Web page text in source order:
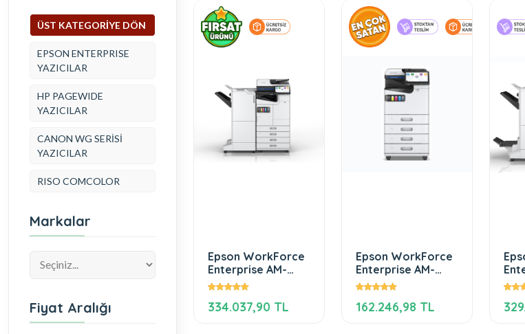
ÜST KATEGORİYE DÖN
EPSON ENTERPRISE
YAZICILAR
HP PAGEWIDE
YAZICILAR
CANON WG SERİSİ
YAZICILAR
RISO COMCOLOR
Markalar
Fiyat Aralığı
Epson WorkForce
Enterprise​ AM-
C6000
334.037,90 TL
Epson WorkForce
Enterprise AM-
C400
162.246,98 TL